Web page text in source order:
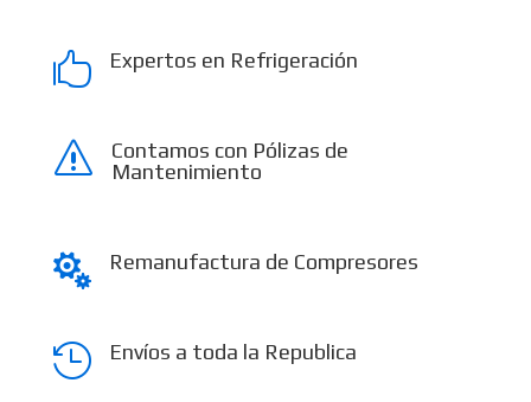
 Expertos en Refrigeración
s
Contamos con Pólizas de
Mantenimiento
 Remanufactura de Compresores
 Envíos a toda la Republica